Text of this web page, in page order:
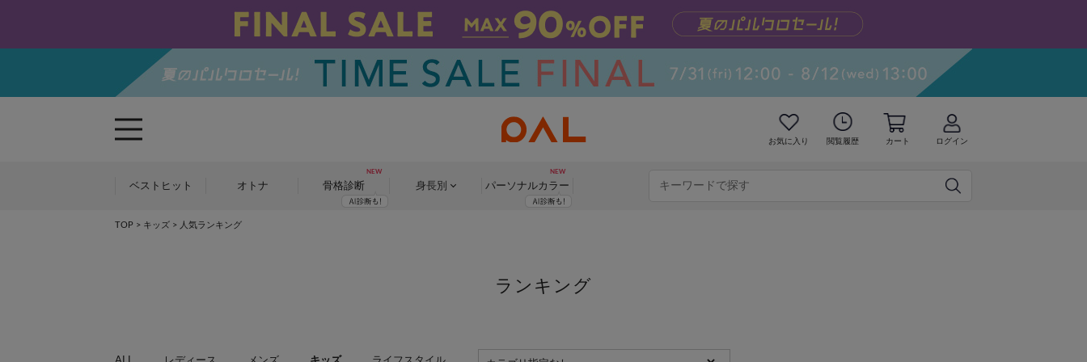
お気に入り 閲覧履歴 カート ログイン
ベストヒット オトナ 骨格診断 身長別 パーソナルカラー
TOP > キッズ > 人気ランキング